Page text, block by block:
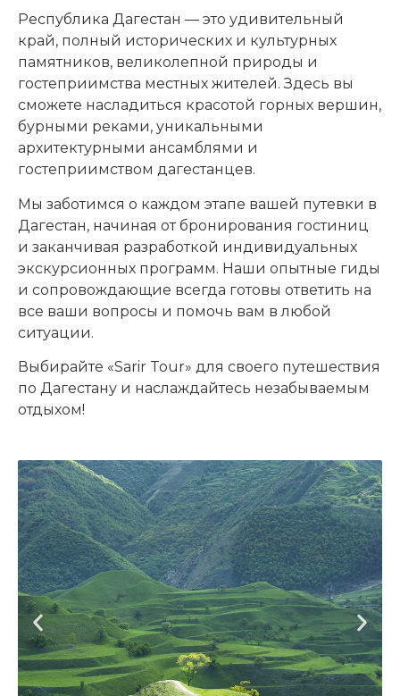
Республика Дагестан — это удивительный
край, полный исторических и культурных
памятников, великолепной природы и
гостеприимства местных жителей. Здесь вы
сможете насладиться красотой горных вершин,
бурными реками, уникальными
архитектурными ансамблями и
гостеприимством дагестанцев.
Мы заботимся о каждом этапе вашей путевки в
Дагестан, начиная от бронирования гостиниц
и заканчивая разработкой индивидуальных
экскурсионных программ. Наши опытные гиды
и сопровождающие всегда готовы ответить на
все ваши вопросы и помочь вам в любой
ситуации.
Выбирайте «Sarir Tour» для своего путешествия
по Дагестану и наслаждайтесь незабываемым
отдыхом!